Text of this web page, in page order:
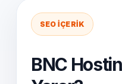
SEO İÇERIK
BNC